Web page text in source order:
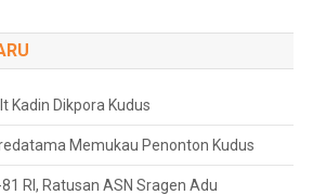
Kadin Dikpora Kudus
Memukau Penonton Kudus
RI, Ratusan ASN Sragen Adu